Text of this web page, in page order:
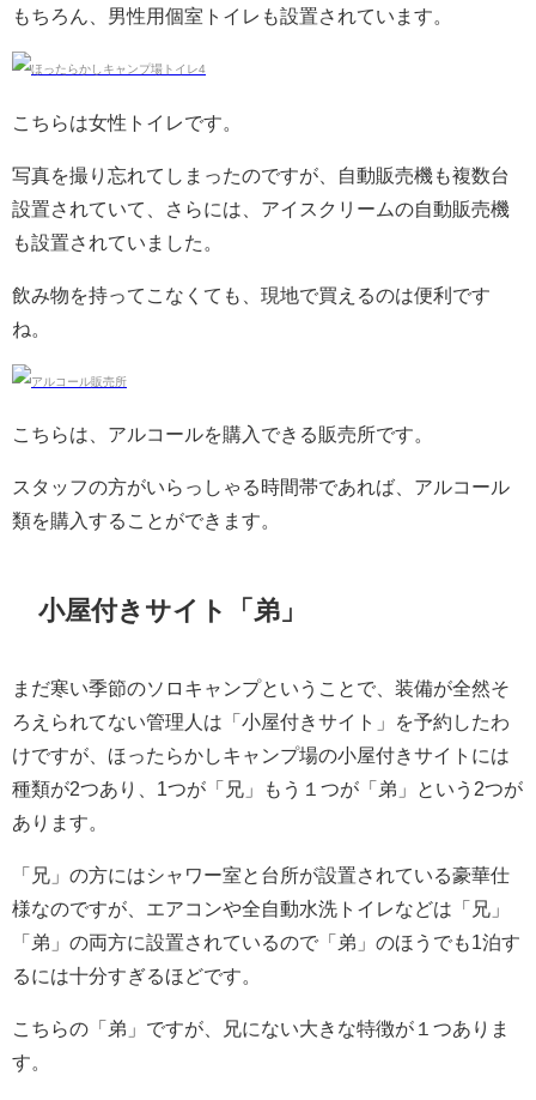
もちろん、男性用個室トイレも設置されています。
こちらは女性トイレです。
写真を撮り忘れてしまったのですが、自動販売機も複数台
設置されていて、さらには、アイスクリームの自動販売機
も設置されていました。
飲み物を持ってこなくても、現地で買えるのは便利です
ね。
こちらは、アルコールを購入できる販売所です。
スタッフの方がいらっしゃる時間帯であれば、アルコール
類を購入することができます。
小屋付きサイト「弟」
まだ寒い季節のソロキャンプということで、装備が全然そ
ろえられてない管理人は「小屋付きサイト」を予約したわ
けですが、ほったらかしキャンプ場の小屋付きサイトには
種類が2つあり、1つが「兄」もう１つが「弟」という2つが
あります。
「兄」の方にはシャワー室と台所が設置されている豪華仕
様なのですが、エアコンや全自動水洗トイレなどは「兄」
「弟」の両方に設置されているので「弟」のほうでも1泊す
るには十分すぎるほどです。
こちらの「弟」ですが、兄にない大きな特徴が１つありま
す。